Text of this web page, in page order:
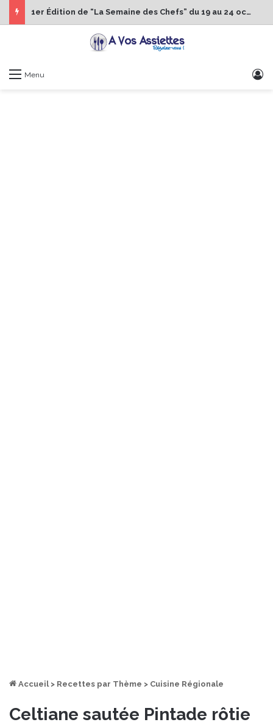
1er Édition de “La Semaine des Chefs” du 19 au 24 octobre 2026
Menu
Accueil > Recettes par Thème > Cuisine Régionale
Celtiane sautée Pintade rôtie